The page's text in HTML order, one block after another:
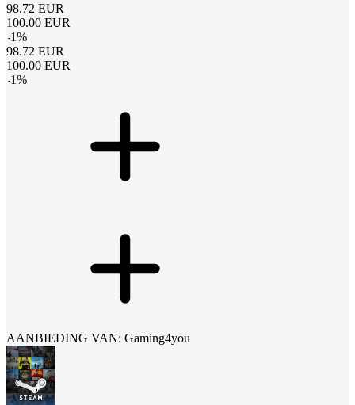
98.72 EUR
100.00 EUR
-1%
98.72 EUR
100.00 EUR
-1%
AANBIEDING VAN: Gaming4you